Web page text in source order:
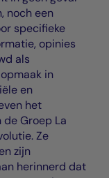
noch een
specifieke
opinies
als
in
en
het
Groep La
Ze
zijn
herinnerd dat